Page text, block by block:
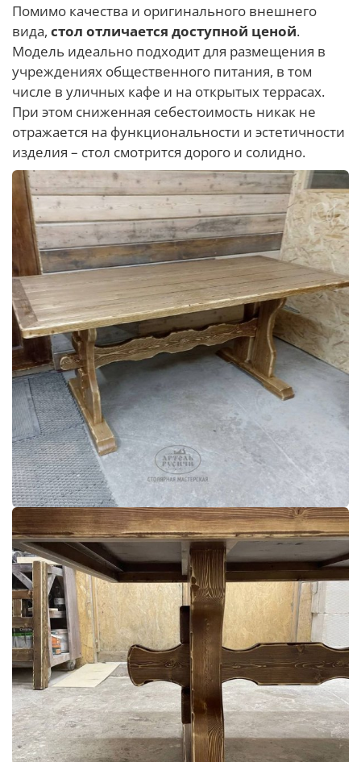
Помимо качества и оригинального внешнего
вида, стол отличается доступной ценой.
Модель идеально подходит для размещения в
учреждениях общественного питания, в том
числе в уличных кафе и на открытых террасах.
При этом сниженная себестоимость никак не
отражается на функциональности и эстетичности
изделия – стол смотрится дорого и солидно.